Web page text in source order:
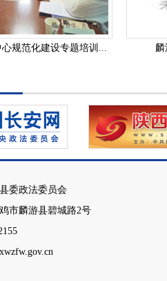
院调解促言和 ——... 麟游县
政法委员会
市麟游县碧城路2号